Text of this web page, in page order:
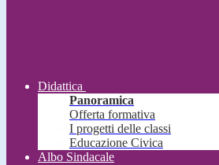
Didattica
Panoramica
Offerta formativa
I progetti delle classi
Educazione Civica
Albo Sindacale